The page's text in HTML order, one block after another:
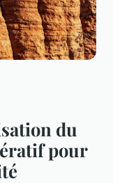
du
pour